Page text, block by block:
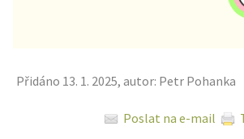
Přidáno 13. 1. 2025, autor: Petr Pohanka
Poslat na e-mail